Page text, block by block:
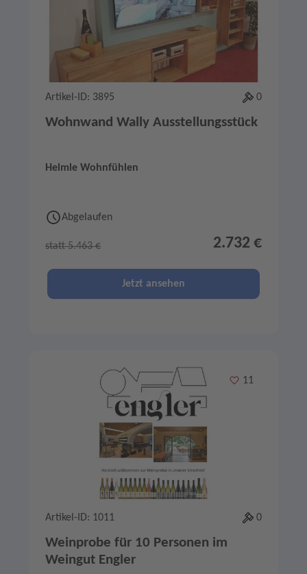
Artikel-ID: 3895 0
Wohnwand Wally Ausstellungsstück
Helmle Wohnfühlen
Abgelaufen
statt 5.463 € 2.732 €
Jetzt ansehen
Merken
11
Artikel-ID: 1011 0
Weinprobe für 10 Personen im
Weingut Engler